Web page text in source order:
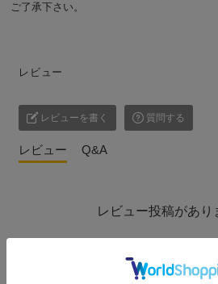
ご了承下さい。
レビュー
レビューを書く 質問する
レビュー Q&A
レビュー投稿があり